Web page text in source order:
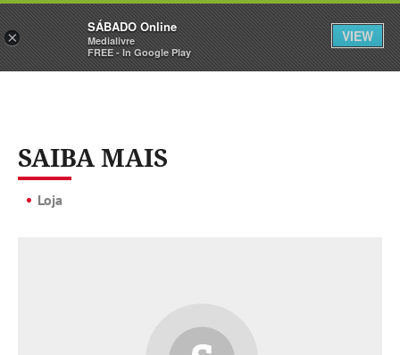
Sábado Assine Iniciar Sessão
SAIBA MAIS
Loja
×
SÁBADO Online
Medialivre
FREE - In Google Play
VIEW